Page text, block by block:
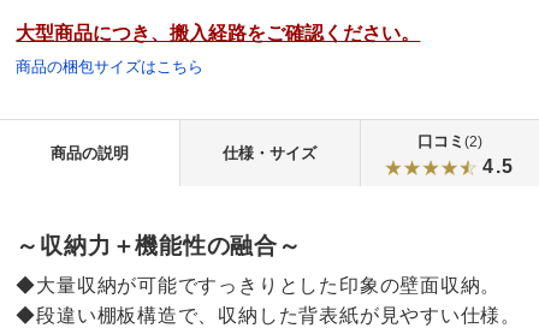
大型商品につき、搬入経路をご確認ください。
商品の梱包サイズはこちら
商品の説明 仕様・サイズ
口コミ (2)
4.5
～収納力＋機能性の融合～
◆大量収納が可能ですっきりとした印象の壁面収納。
◆段違い棚板構造で、収納した背表紙が見やすい仕様。